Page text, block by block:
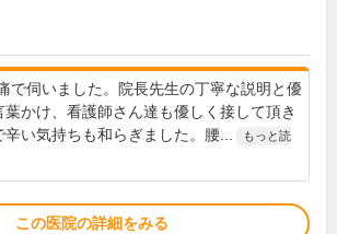
で伺いました。院長先生の丁寧な説明と優
葉かけ、看護師さん達も優しく接して頂き
辛い気持ちも和らぎました。腰...
もっと読
この医院の詳細をみる